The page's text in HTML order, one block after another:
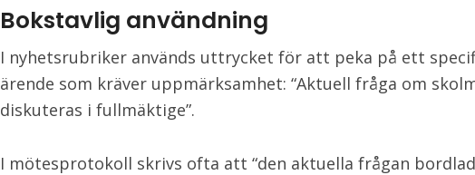
Bokstavlig användning
I nyhetsrubriker används uttrycket för att peka på ett
ärende som kräver uppmärksamhet: “Aktuell fråga om
diskuteras i fullmäktige”.
I mötesprotokoll skrivs ofta att “den aktuella frågan